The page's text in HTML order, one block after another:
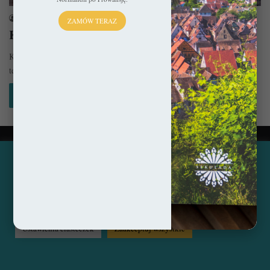
31 stycznia 2018
Katedra w Segowii – Dama Katedr
Katedra w Segowii to obok baśniowego alkazaru najpiękniejsza budowla
tego miasta. Dama Katedr (hiszp. la Dama de las Catedrales), bo tak…
© Copyright 2014 - 2026, All Rights Reserved by sekulada.com
PinterestInstagram
Ta strona korzysta z ciasteczek, aby świadczyć usługi na
najwyższym poziomie. Klikając opcję "Zaakceptuj wszystkie"
zgadzasz się na użycie wszystkich ciasteczek. Możesz również
przejść do "Ustawień Ciasteczek", aby zgodzić się tylko na
Czytaj więcej...
Ustawienia ciasteczek Zaakceptuj wszystkie
ZAMÓW TERAZ